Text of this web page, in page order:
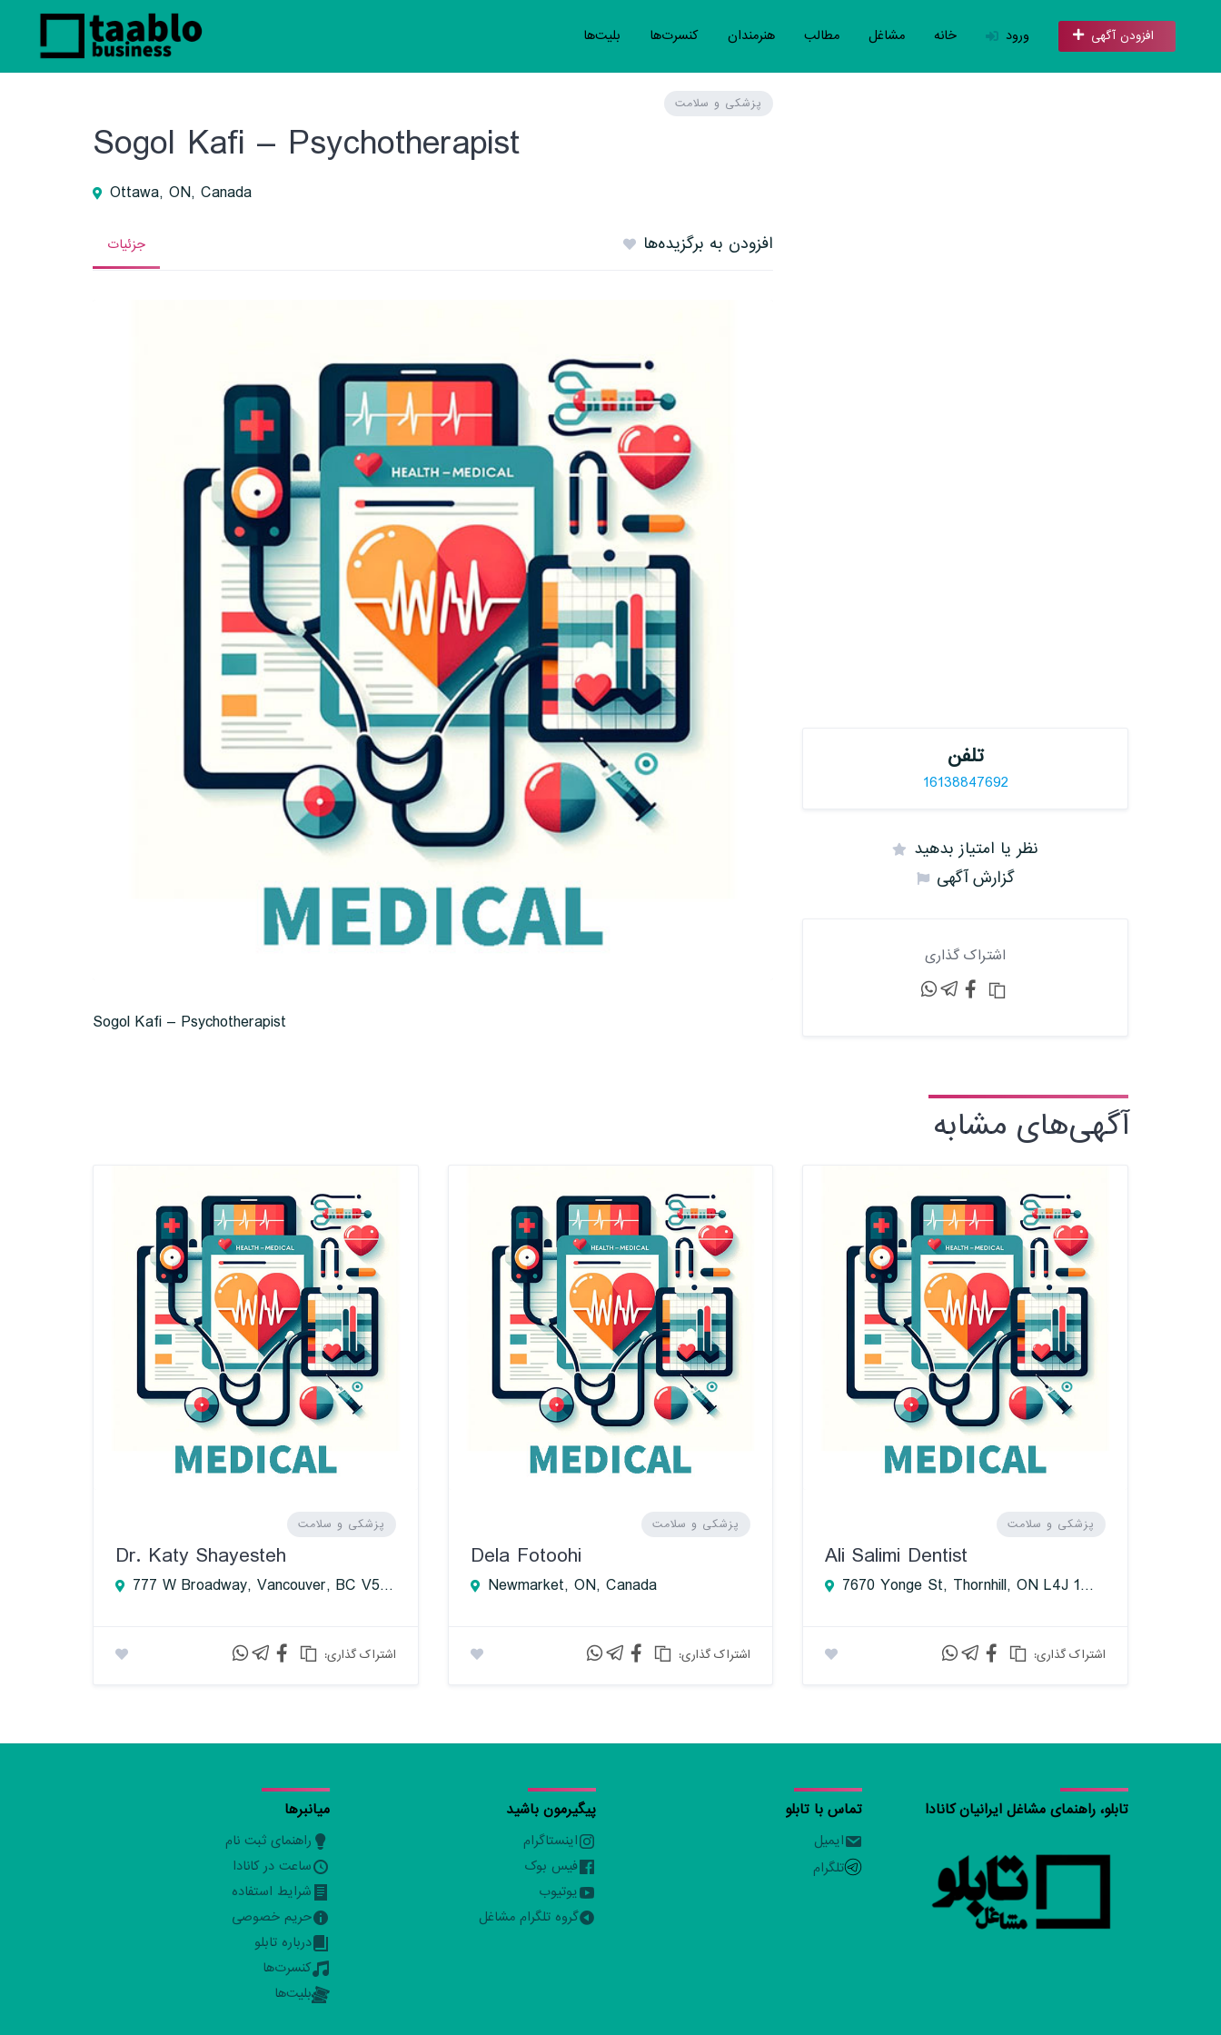
خانه مشاغل مطالب هنرمندان کنسرت‌ها بلیت‌ها ورود افزودن آگهی
پزشکی و سلامت
Sogol Kafi – Psychotherapist
Ottawa, ON, Canada
جزئیات افزودن به برگزیده‌ها
Sogol Kafi – Psychotherapist
تلفن
16138847692
نظر یا امتیاز بدهید
گزارش آگهی
اشتراک گذاری
آگهی‌های مشابه
پزشکی و سلامت
Dr. Katy Shayesteh
777 W Broadway, Vancouver, BC V5Z 4J7, Canada
:اشتراک گذاری
پزشکی و سلامت
Dela Fotoohi
Newmarket, ON, Canada
:اشتراک گذاری
پزشکی و سلامت
Ali Salimi Dentist
7670 Yonge St, Thornhill, ON L4J 1W1, Canada
:اشتراک گذاری
میانبرها
راهنمای ثبت نام
ساعت در کانادا
شرایط استفاده
حریم خصوصی
درباره تابلو
کنسرت‌ها
بلیت‌ها
پیگیرمون باشید
اینستاگرام
فیس بوک
یوتیوب
گروه تلگرام مشاغل
تماس با تابلو
ایمیل
تلگرام
تابلو، راهنمای مشاغل ایرانیان کانادا